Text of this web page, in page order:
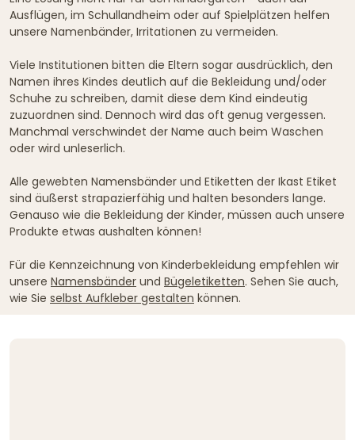
Ausflügen, im Schullandheim oder auf Spielplätzen helfen
unsere Namenbänder, Irritationen zu vermeiden.
Viele Institutionen bitten die Eltern sogar ausdrücklich, den
Namen ihres Kindes deutlich auf die Bekleidung und/oder
Schuhe zu schreiben, damit diese dem Kind eindeutig
zuzuordnen sind. Dennoch wird das oft genug vergessen.
Manchmal verschwindet der Name auch beim Waschen
oder wird unleserlich.
Alle gewebten Namensbänder und Etiketten der Ikast Etiket
sind äußerst strapazierfähig und halten besonders lange.
Genauso wie die Bekleidung der Kinder, müssen auch unsere
Produkte etwas aushalten können!
Für die Kennzeichnung von Kinderbekleidung empfehlen wir
unsere Namensbänder und Bügeletiketten. Sehen Sie auch,
wie Sie selbst Aufkleber gestalten können.